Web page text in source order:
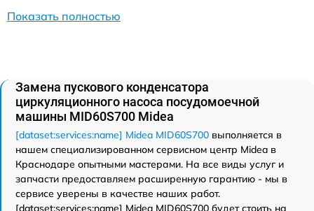
Показать полностью
Замена пускового конденсатора
циркуляционного насоса посудомоечной
машины MID60S700 Midea
[dataset:services:name] Midea MID60S700 выполняется в
нашем специализированном сервисном центр Midea в
Краснодаре опытными мастерами. На все виды услуг и
запчасти предоставляем расширенную гарантию - мы в
сервисе уверены в качестве наших работ.
[dataset:services:name] Midea MID60S700 будет стоить на